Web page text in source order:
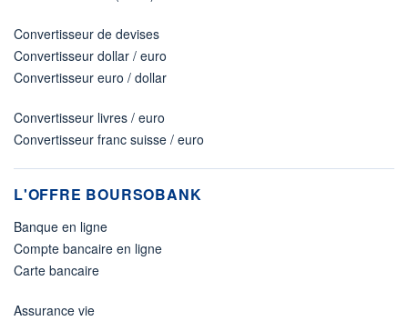
Convertisseur de devises
Convertisseur dollar / euro
Convertisseur euro / dollar
Convertisseur livres / euro
Convertisseur franc suisse / euro
L'OFFRE BOURSOBANK
Banque en ligne
Compte bancaire en ligne
Carte bancaire
Assurance vie